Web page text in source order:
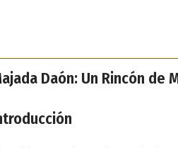
Daón: Un Rincón de